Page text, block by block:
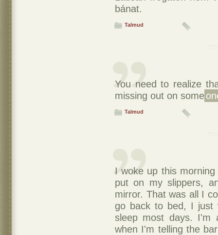
bánat.
Talmud
You need to realize
missing out on some
Talmud
I woke up this
put on my slippers,
mirror. That was all I
go back to bed, I just
sleep most days. I'm
when I'm telling the